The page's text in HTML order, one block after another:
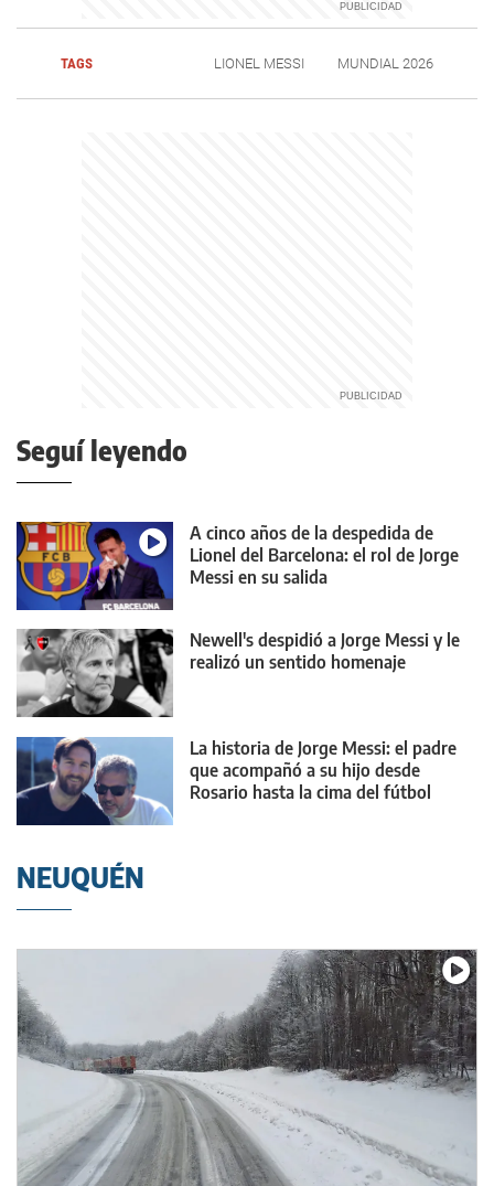
TAGS LIONEL MESSI MUNDIAL 2026
Seguí leyendo
A cinco años de la despedida de
Lionel del Barcelona: el rol de Jorge
Messi en su salida
Newell's despidió a Jorge Messi y le
realizó un sentido homenaje
La historia de Jorge Messi: el padre
que acompañó a su hijo desde
Rosario hasta la cima del fútbol
NEUQUÉN